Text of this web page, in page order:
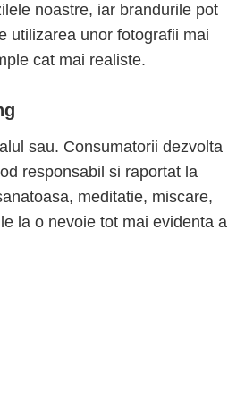
noastre, iar brandurile pot
utilizarea unor fotografii mai
cat mai realiste.
sau. Consumatorii dezvolta
responsabil si raportat la
meditatie, miscare,
la o nevoie tot mai evidenta a